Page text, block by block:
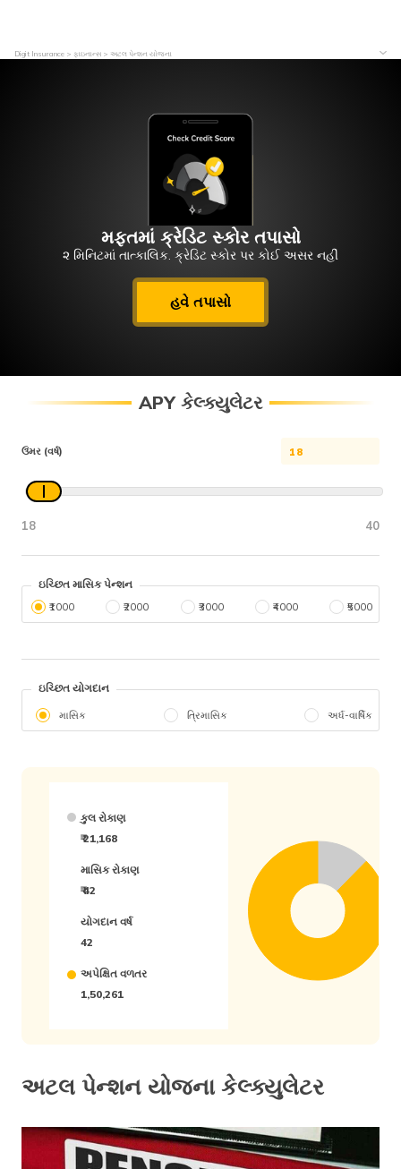
Digit Insurance ફાઇનાન્સ અટલ પેન્શન યોજના
મફતમાં ક્રેડિટ સ્કોર તપાસો
૨ મિનિટમાં તાત્કાલિક. ક્રેડિટ સ્કોર પર કોઈ અસર નહીં
હવે તપાસો
APY કેલ્ક્યુલેટર
ઉંમર (વર્ષ)
18 40
ઇચ્છિત માસિક પેન્શન
₹1000 ₹2000 ₹3000 ₹4000 ₹5000
ઇચ્છિત યોગદાન
માસિક ત્રિમાસિક અર્ધ-વાર્ષિક
કુલ રોકાણ
₹21,168
માસિક રોકાણ
₹42
યોગદાન વર્ષ
42
અપેક્ષિત વળતર
1,50,261
અટલ પેન્શન યોજના કેલ્ક્યુલેટર